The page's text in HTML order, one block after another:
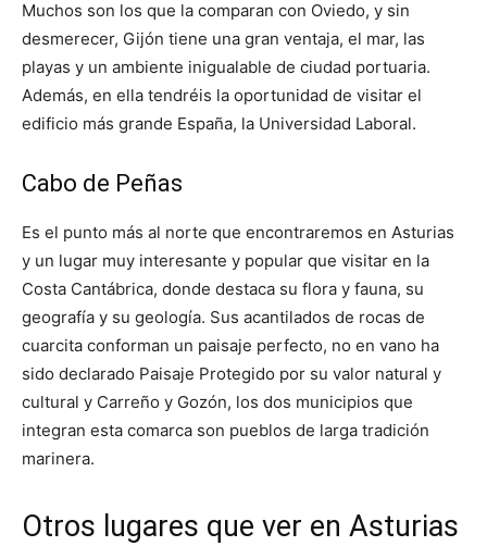
Muchos son los que la comparan con Oviedo, y sin
desmerecer, Gijón tiene una gran ventaja, el mar, las
playas y un ambiente inigualable de ciudad portuaria.
Además, en ella tendréis la oportunidad de visitar el
edificio más grande España, la Universidad Laboral.
Cabo de Peñas
Es el punto más al norte que encontraremos en Asturias
y un lugar muy interesante y popular que visitar en la
Costa Cantábrica, donde destaca su flora y fauna, su
geografía y su geología. Sus acantilados de rocas de
cuarcita conforman un paisaje perfecto, no en vano ha
sido declarado Paisaje Protegido por su valor natural y
cultural y Carreño y Gozón, los dos municipios que
integran esta comarca son pueblos de larga tradición
marinera.
Otros lugares que ver en Asturias